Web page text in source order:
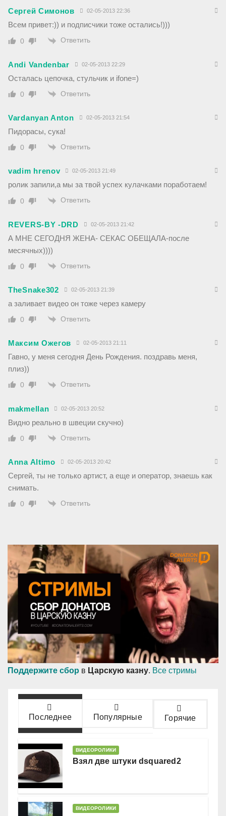
Сергей Симонов 02-05-2013 22:36
Всем привет:)) и подписчики тоже остались!)))
0 Ответить
Andi Vandenbar 02-05-2013 22:29
Осталась цепочка, стульчик и ifone=)
0 Ответить
Vardanyan Anton 02-05-2013 21:54
Пидорасы, сука!
0 Ответить
vadim hrenov 02-05-2013 21:49
ролик запили,а мы за твой успех кулачками поработаем!
0 Ответить
REVERS-BY -DRD 02-05-2013 21:42
А МНЕ СЕГОДНЯ ЖЕНА- СЕКАС ОБЕЩАЛА-после
месячных))))
0 Ответить
TheSnake302 02-05-2013 21:39
а заливает видео он тоже через камеру
0 Ответить
Максим Ожегов 02-05-2013 21:11
Гавно, у меня сегодня День Рождения. поздравь меня,
плиз))
0 Ответить
makmellan 02-05-2013 20:52
Видно реально в швеции скучно)
0 Ответить
Anna Altimo 02-05-2013 20:42
Сергей, ты не только артист, а еще и оператор, знаешь как
снимать.
0 Ответить
Поддержите сбор в Царскую казну. Все стримы
Последнее Популярные Горячие
ВИДЕОРОЛИКИ
Взял две штуки dsquared2
ВИДЕОРОЛИКИ